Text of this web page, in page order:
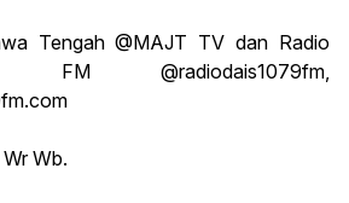
Tengah @MAJT TV dan Radio
@radiodais1079fm,
Wb.